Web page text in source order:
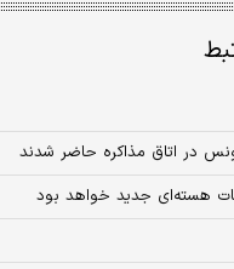
در اتاق مذاکره حاضر شدند
هسته‌ای جدید خواهد بود